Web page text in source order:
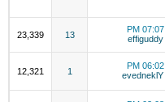
07:07 PM
effiguddy
13
23,339
06:02 PM
evedneklY
1
12,321